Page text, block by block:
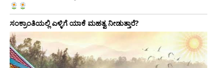
ಸಂಕ್ರಾಂತಿಯಲ್ಲಿ ಎಳ್ಳಿಗೆ ಯಾಕೆ ಮಹತ್ವ ನೀಡುತ್ತಾರೆ?